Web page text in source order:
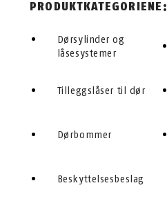
PRODUKTKATEGORIENE:
Dørsylinder og
låsesystemer
Tilleggslåser til dør
Dørbommer
Beskyttelsesbeslag